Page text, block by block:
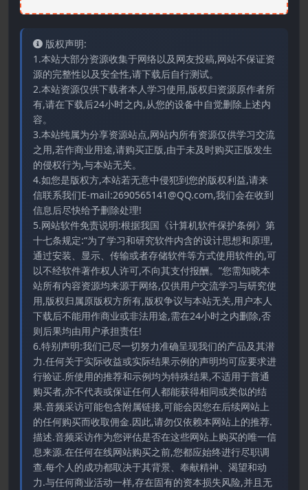
版权声明:
1.本站大部分资源收集于网络以及网友投稿,网站不保证资
源的完整性以及安全性,请下载后自行测试。
2.本站资源仅供下载者本人学习使用,版权归资源原作者所
有,请在下载后24小时之内,从您的设备中自觉删除上述内
容。
3.本站纯属为分享资源站点,网站内所有资源仅供学习交流
之用,若作商业用途,请购买正版,由于未及时购买正版发生
的侵权行为,与本站无关。
4.如您是版权方,本站若无意中侵犯到您的版权利益,请来
信联系我们E-mail:2690565141@QQ.com,我们会在收到
信息后尽快给予删除处理!
5.网站软件免责说明:根据我国《计算机软件保护条例》第
十七条规定:“为了学习和研究软件内含的设计思想和原理,
通过安装、显示、传输或者存储软件等方式使用软件的,可
以不经软件著作权人许可,不向其支付报酬。”您需知晓本
站所有内容资源均来源于网络,仅供用户交流学习与研究使
用,版权归属原版权方所有,版权争议与本站无关,用户本人
下载后不能用作商业或非法用途,需在24小时之内删除,否
则后果均由用户承担责任!
6.特别声明:我们已尽一切努力准确呈现我们的产品及其潜
力.任何关于实际收益或实际结果示例的声明均可应要求进
行验证.所使用的推荐和示例均为特殊结果,不适用于普通
购买者,亦不代表或保证任何人都能获得相同或类似的结
果.音频采访可能包含附属链接,可能会因您在后续网站上
的任何购买而收取佣金.因此,请勿仅依赖本网站上的推荐.
描述.音频采访作为您评估是否在这些网站上购买的唯一信
息来源.在任何在线网站购买之前,您都应始终进行尽职调
查.每个人的成功都取决于其背景、奉献精神、渴望和动
力.与任何商业活动一样,存在固有的资本损失风险,并且无